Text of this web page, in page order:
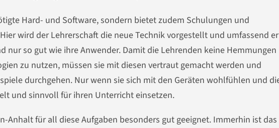
Hard- und Software, sondern bietet zudem Schulungen und
wird der Lehrerschaft die neue Technik vorgestellt und umfassend
nur so gut wie ihre Anwender. Damit die Lehrenden keine Hemmungen
zu nutzen, müssen sie mit diesen vertraut gemacht werden und
durchgehen. Nur wenn sie sich mit den Geräten wohlfühlen und
und sinnvoll für ihren Unterricht einsetzen.
Anhalt für all diese Aufgaben besonders gut geeignet. Immerhin ist das